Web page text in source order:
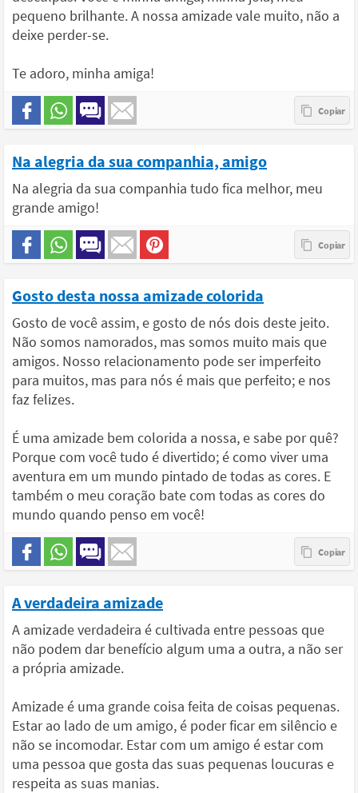
pequeno brilhante. A nossa amizade vale muito, não a
deixe perder-se.
Te adoro, minha amiga!
Na alegria da sua companhia, amigo
Na alegria da sua companhia tudo fica melhor, meu
grande amigo!
Gosto desta nossa amizade colorida
Gosto de você assim, e gosto de nós dois deste jeito.
Não somos namorados, mas somos muito mais que
amigos. Nosso relacionamento pode ser imperfeito
para muitos, mas para nós é mais que perfeito; e nos
faz felizes.
É uma amizade bem colorida a nossa, e sabe por quê?
Porque com você tudo é divertido; é como viver uma
aventura em um mundo pintado de todas as cores. E
também o meu coração bate com todas as cores do
mundo quando penso em você!
A verdadeira amizade
A amizade verdadeira é cultivada entre pessoas que
não podem dar benefício algum uma a outra, a não ser
a própria amizade.
Amizade é uma grande coisa feita de coisas pequenas.
Estar ao lado de um amigo, é poder ficar em silêncio e
não se incomodar. Estar com um amigo é estar com
uma pessoa que gosta das suas pequenas loucuras e
respeita as suas manias.